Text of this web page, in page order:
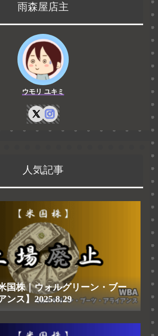
雨森屋店主
ウモリ ユキミ
人気記事
国株｜ウォルグリーン・ブー
ンス】2025.8.29